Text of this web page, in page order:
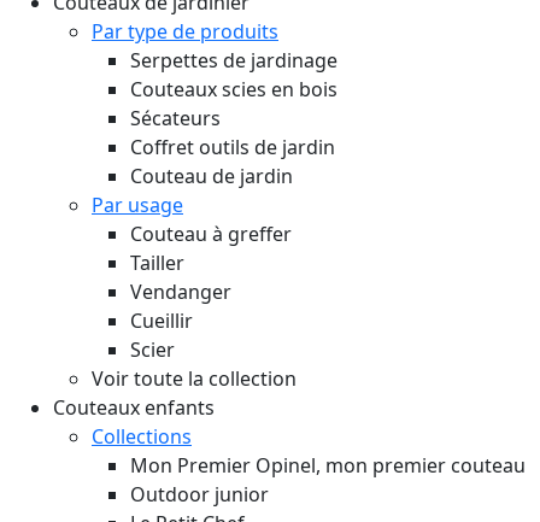
Par type de produits
Serpettes de jardinage
Couteaux scies en bois
Sécateurs
Coffret outils de jardin
Couteau de jardin
Par usage
Couteau à greffer
Tailler
Vendanger
Cueillir
Scier
Voir toute la collection
Couteaux enfants
Collections
Mon Premier Opinel, mon premier couteau
Outdoor junior